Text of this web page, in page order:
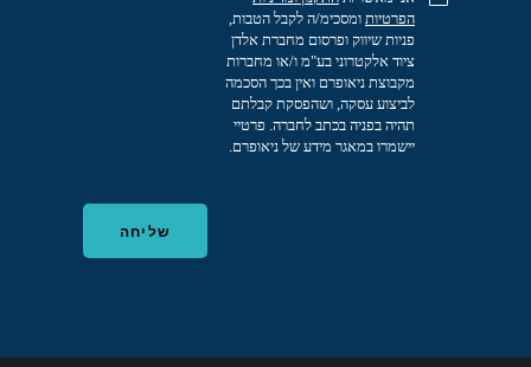
הפרטיות ומסכימ/ה לקבל הטבות,
פניות שיווק ופרסום מחברת אלדן
ציוד אלקטרוני בע"מ ו/או מחברות
מקבוצת ניאופרם ואין בכך הסכמה
לביצוע עסקה, ושהפסקת קבלתם
תהיה בפניה בכתב לחברה. פרטיי
יישמרו במאגר מידע של ניאופרם.